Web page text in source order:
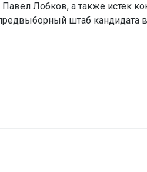
Лобков, а также истек
штаб кандидата